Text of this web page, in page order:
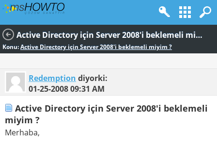
Active Directory için Server 2008'i beklemeli miyim ?
Konu:Active Directory için Server 2008'i beklemeli miyim ?
Redemption diyorki:
01-25-200809:31 AM
Active Directory için Server 2008'i beklemeli
miyim ?
Merhaba,